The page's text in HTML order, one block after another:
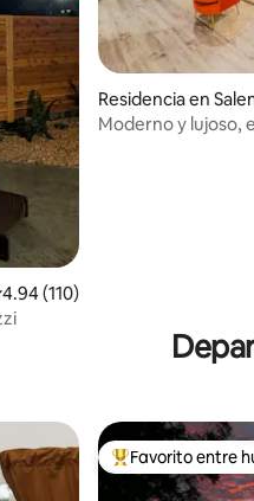
promedio: 4.94 de 5;
4.94 (110)
Residencia en
Moderno y lujoso,
De los mejores en
Favorito entre